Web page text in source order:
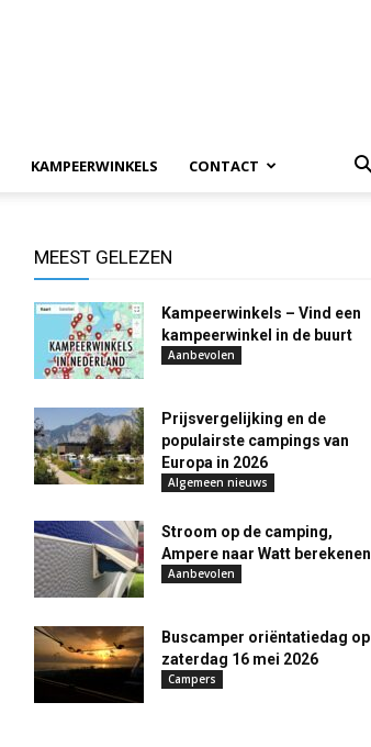
KAMPEERWINKELS CONTACT
MEEST GELEZEN
Kampeerwinkels – Vind een
kampeerwinkel in de buurt
Aanbevolen
Prijsvergelijking en de
populairste campings van
Europa in 2026
Algemeen nieuws
Stroom op de camping,
Ampere naar Watt berekenen
Aanbevolen
Buscamper oriëntatiedag op
zaterdag 16 mei 2026
Campers